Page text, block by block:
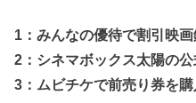
1：みんなの優待で割引映
2：シネマボックス太陽の
3：ムビチケで前売り券を